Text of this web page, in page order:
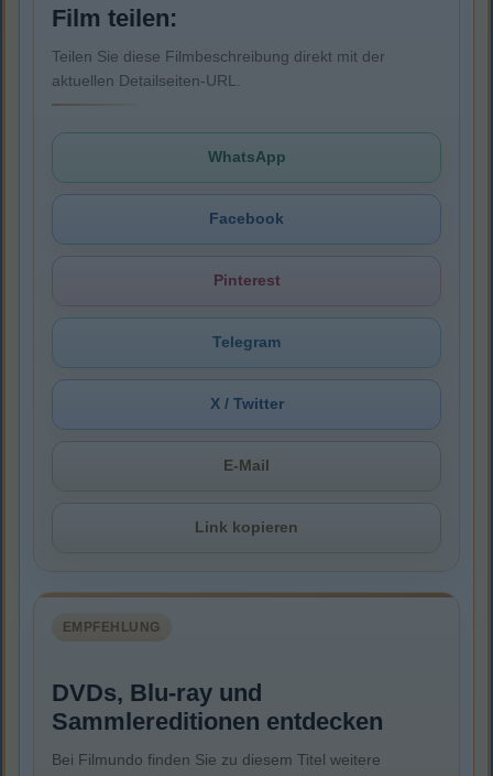
Film teilen:
Teilen Sie diese Filmbeschreibung direkt mit der
aktuellen Detailseiten-URL.
WhatsApp
Facebook
Pinterest
Telegram
X / Twitter
E-Mail
Link kopieren
EMPFEHLUNG
DVDs, Blu-ray und
Sammlereditionen entdecken
Bei Filmundo finden Sie zu diesem Titel weitere